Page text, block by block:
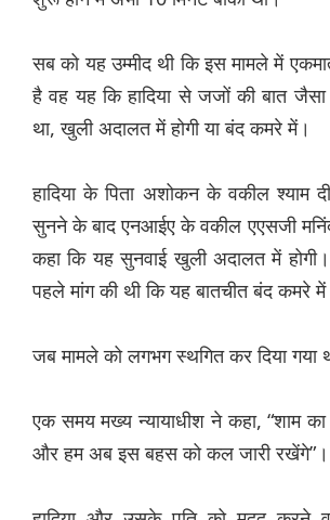
सब को यह उम्मीद थी कि इस मामले में
है वह यह कि हादिया से जजों की बात
था, खुली अदालत में होगी या बंद कमरे में।
हादिया के पिता अशोकन के वकील श्याम
सुनने के बाद एनआईए के वकील एएसजी
कहा कि यह सुनवाई खुली अदालत में
पहले मांग की थी कि यह बातचीत बंद कमरे में
जब मामले को लगभग स्थगित कर दिया गया
एक समय मख्य न्यायाधीश ने कहा, “शाम
और हम अब इस बहस को कल जारी रखेंगे”।